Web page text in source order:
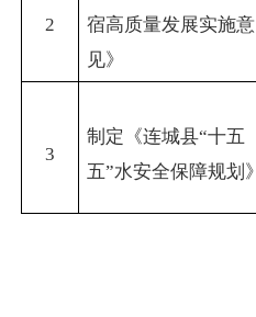
2
宿高质量发展实施意
见》
3
制定《连城县“十五
五”水安全保障规划》